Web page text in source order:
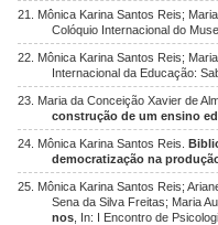
21. Mônica Karina Santos Reis;
Colóquio Internacional do
22. Mônica Karina Santos Reis;
Internacional da Educação:
23. Maria da Conceição Xavier de
construção de um ensino
24. Mônica Karina Santos Reis.
democratização na
25. Mônica Karina Santos Reis;
Sena da Silva Freitas; Maria
nos , In: I Encontro de